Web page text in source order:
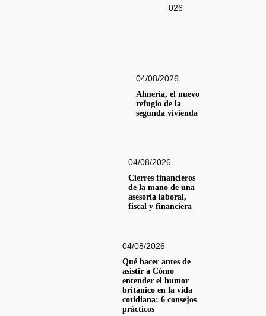
026
04/08/2026
Almería, el nuevo
refugio de la
segunda vivienda
04/08/2026
Cierres financieros
de la mano de una
asesoría laboral,
fiscal y financiera
04/08/2026
Qué hacer antes de
asistir a Cómo
entender el humor
británico en la vida
cotidiana: 6 consejos
prácticos